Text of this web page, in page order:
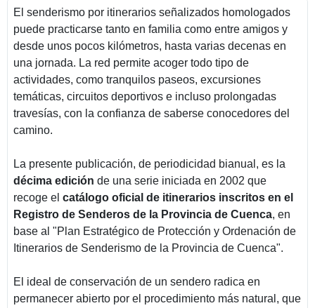
El senderismo por itinerarios señalizados homologados
puede practicarse tanto en familia como entre amigos y
desde unos pocos kilómetros, hasta varias decenas en
una jornada. La red permite acoger todo tipo de
actividades, como tranquilos paseos, excursiones
temáticas, circuitos deportivos e incluso prolongadas
travesías, con la confianza de saberse conocedores del
camino.
La presente publicación, de periodicidad bianual, es la
décima edición de una serie iniciada en 2002 que
recoge el catálogo oficial de itinerarios inscritos en el
Registro de Senderos de la Provincia de Cuenca, en
base al "Plan Estratégico de Protección y Ordenación de
Itinerarios de Senderismo de la Provincia de Cuenca".
El ideal de conservación de un sendero radica en
permanecer abierto por el procedimiento más natural, que